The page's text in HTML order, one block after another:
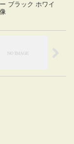
ブラック ホワイ